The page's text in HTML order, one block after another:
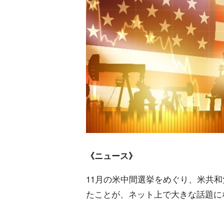
《ニュース》
11月の米中間選挙をめぐり、米共
たことが、ネット上で大きな話題